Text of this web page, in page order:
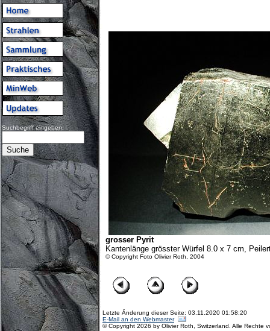
Suchbegriff eingeben:
grosser Pyrit
Kantenlänge grösster Würfel 8.0 x 7 cm,
© Copyright Foto Olivier Roth, 2004
Letzte Änderung dieser Seite: 03.11.2020 01:58:20
E-Mail an den Webmaster
© Copyright 2026 by Olivier Roth, Switzerland. Alle Rechte